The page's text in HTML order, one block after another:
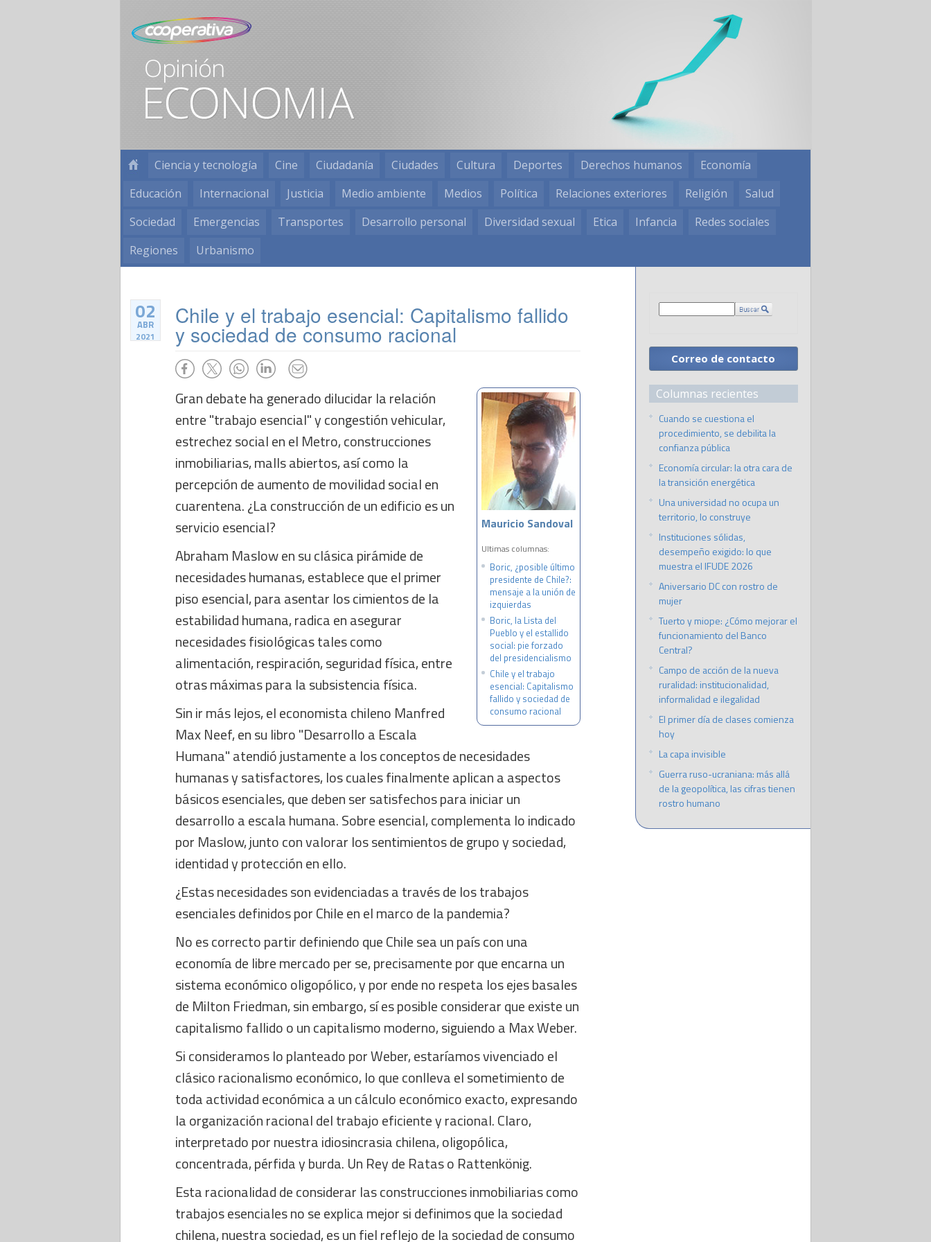
Ciencia y tecnología Cine Ciudadanía Ciudades Cultura Deportes Derechos humanos
Economía
Educación
Internacional Justicia Medio ambiente Medios Política Relaciones exteriores Religión
Salud
Sociedad
Emergencias Transportes Desarrollo personal Diversidad sexual Etica Infancia
Redes sociales
Regiones
Urbanismo
02
ABR
2021
Chile y el trabajo esencial: Capitalismo fallido
y sociedad de consumo racional
Mauricio Sandoval
Ultimas columnas:
Boric, ¿posible último
presidente de Chile?:
mensaje a la unión de
izquierdas
Boric, la Lista del
Pueblo y el estallido
social: pie forzado
del presidencialismo
Chile y el trabajo
esencial: Capitalismo
fallido y sociedad de
consumo racional
Gran debate ha generado dilucidar la relación
entre "trabajo esencial" y congestión vehicular,
estrechez social en el Metro, construcciones
inmobiliarias, malls abiertos, así como la
percepción de aumento de movilidad social en
cuarentena. ¿La construcción de un edificio es un
servicio esencial?
Abraham Maslow en su clásica pirámide de
necesidades humanas, establece que el primer
piso esencial, para asentar los cimientos de la
estabilidad humana, radica en asegurar
necesidades fisiológicas tales como
alimentación, respiración, seguridad física, entre
otras máximas para la subsistencia física.
Sin ir más lejos, el economista chileno Manfred
Max Neef, en su libro "Desarrollo a Escala
Humana" atendió justamente a los conceptos de necesidades
humanas y satisfactores, los cuales finalmente aplican a aspectos
básicos esenciales, que deben ser satisfechos para iniciar un
desarrollo a escala humana. Sobre esencial, complementa lo indicado
por Maslow, junto con valorar los sentimientos de grupo y sociedad,
identidad y protección en ello.
¿Estas necesidades son evidenciadas a través de los trabajos
esenciales definidos por Chile en el marco de la pandemia?
No es correcto partir definiendo que Chile sea un país con una
economía de libre mercado per se, precisamente por que encarna un
sistema económico oligopólico, y por ende no respeta los ejes basales
de Milton Friedman, sin embargo, sí es posible considerar que existe un
capitalismo fallido o un capitalismo moderno, siguiendo a Max Weber.
Si consideramos lo planteado por Weber, estaríamos vivenciado el
clásico racionalismo económico, lo que conlleva el sometimiento de
toda actividad económica a un cálculo económico exacto, expresando
la organización racional del trabajo eficiente y racional. Claro,
interpretado por nuestra idiosincrasia chilena, oligopólica,
concentrada, pérfida y burda. Un Rey de Ratas o Rattenkönig.
Esta racionalidad de considerar las construcciones inmobiliarias como
trabajos esenciales no se explica mejor si definimos que la sociedad
chilena, nuestra sociedad, es un fiel reflejo de la sociedad de consumo
Correo de contacto
Columnas recientes
Cuando se cuestiona el
procedimiento, se debilita la
confianza pública
Economía circular: la otra cara de
la transición energética
Una universidad no ocupa un
territorio, lo construye
Instituciones sólidas,
desempeño exigido: lo que
muestra el IFUDE 2026
Aniversario DC con rostro de
mujer
Tuerto y miope: ¿Cómo mejorar el
funcionamiento del Banco
Central?
Campo de acción de la nueva
ruralidad: institucionalidad,
informalidad e ilegalidad
El primer día de clases comienza
hoy
La capa invisible
Guerra ruso-ucraniana: más allá
de la geopolítica, las cifras tienen
rostro humano